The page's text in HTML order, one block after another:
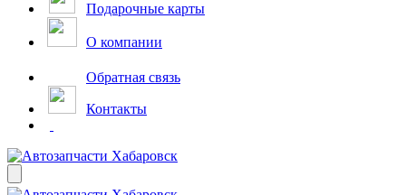
Подарочные карты
О компании
Обратная связь
Контакты